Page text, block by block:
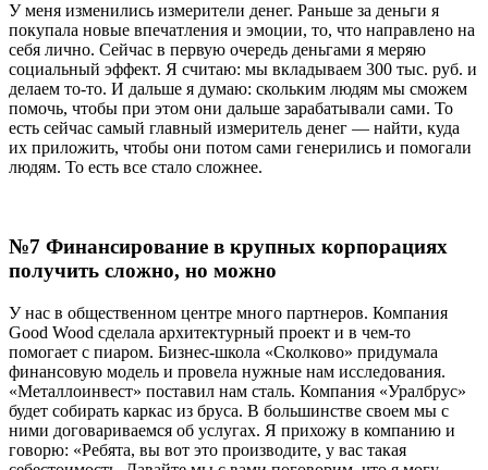
У меня изменились измерители денег. Раньше за деньги я
покупала новые впечатления и эмоции, то, что направлено на
себя лично. Сейчас в первую очередь деньгами я меряю
социальный эффект. Я считаю: мы вкладываем 300 тыс. руб. и
делаем то-то. И дальше я думаю: скольким людям мы сможем
помочь, чтобы при этом они дальше зарабатывали сами. То
есть сейчас самый главный измеритель денег — найти, куда
их приложить, чтобы они потом сами генерились и помогали
людям. То есть все стало сложнее.
№7 Финансирование в крупных корпорациях
получить сложно, но можно
У нас в общественном центре много партнеров. Компания
Good Wood сделала архитектурный проект и в чем-то
помогает с пиаром. Бизнес-школа «Сколково» придумала
финансовую модель и провела нужные нам исследования.
«Металлоинвест» поставил нам сталь. Компания «Уралбрус»
будет собирать каркас из бруса. В большинстве своем мы с
ними договариваемся об услугах. Я прихожу в компанию и
говорю: «Ребята, вы вот это производите, у вас такая